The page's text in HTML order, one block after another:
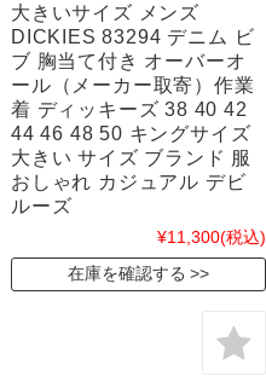
大きいサイズ メンズ
DICKIES 83294 デニム ビ
ブ 胸当て付き オーバーオ
ール（メーカー取寄）作業
着 ディッキーズ 38 40 42
44 46 48 50 キングサイズ
大きい サイズ ブランド 服
おしゃれ カジュアル デビ
ルーズ
¥11,300(税込)
在庫を確認する